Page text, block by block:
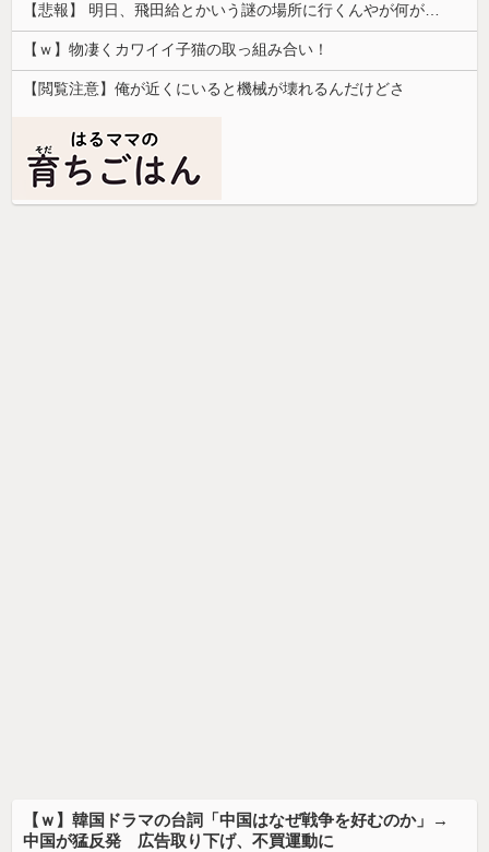
【悲報】 明日、飛田給とかいう謎の場所に行くんやが何があるんや????・・・・・・・・・
【ｗ】物凄くカワイイ子猫の取っ組み合い！
【閲覧注意】俺が近くにいると機械が壊れるんだけどさ
【ｗ】韓国ドラマの台詞「中国はなぜ戦争を好むのか」→
中国が猛反発 広告取り下げ、不買運動に